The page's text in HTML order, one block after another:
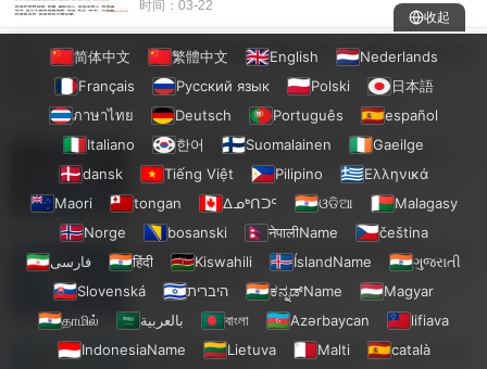
时间：03-22
咖宝社区引领肯尼亚城市广告投放领域创新
时间：03-22
咖宝社区带您探索肯尼亚城市广告新风尚
时间：03-22
咖宝社区：打造坦桑尼亚城市最具影响力的
广告投放活动
时间：03-22
坦桑尼亚城市的广告投放策略，咖宝社区帮
收起
简体中文 繁體中文 English
Nederlands
Français
Русский язык Polski
日本語
ภาษาไทย
Deutsch Português
español
Italiano
한어 Suomalainen
Gaeilge
dansk
Tiếng Việt Pilipino
Ελληνικά
Maori
tongan ᐃᓄᒃᑎᑐᑦ ଓଡିଆ
Malagasy
Norge
bosanski नेपालीName
čeština
فارسی
हिंदी Kiswahili ÍslandName
ગુજરાતી
Slovenská
היברית ಕನ್ನಡ್Name
Magyar
தாமில்
بالعربية বাংলা Azərbaycan
lifiava
IndonesiaName
Lietuva Malti català